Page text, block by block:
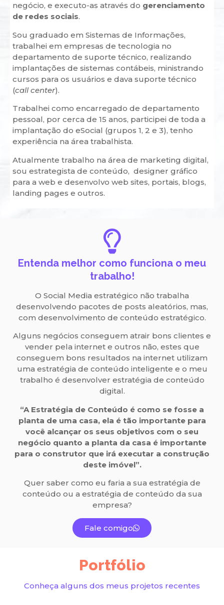
negócio, e executo-as através do gerenciamento
de redes sociais.
Sou graduado em Sistemas de Informações,
trabalhei em empresas de tecnologia no
departamento de suporte técnico, realizando
implantações de sistemas contábeis, ministrando
cursos para os usuários e dava suporte técnico
(call center).
Trabalhei como encarregado de departamento
pessoal, por cerca de 15 anos, participei de toda a
implantação do eSocial (grupos 1, 2 e 3), tenho
experiência na área trabalhista.
Atualmente trabalho na área de marketing digital,
sou estrategista de conteúdo, designer gráfico
para a web e desenvolvo web sites, portais, blogs,
landing pages e outros.
Entenda melhor como funciona o meu
trabalho!
O Social Media estratégico não trabalha
desenvolvendo pacotes de posts aleatórios, mas,
com desenvolvimento de conteúdo estratégico.
Alguns negócios conseguem atrair bons clientes e
vender pela internet e outros não, estes que
conseguem bons resultados na internet utilizam
uma estratégia de conteúdo inteligente e o meu
trabalho é desenvolver estratégia de conteúdo
digital.
“A Estratégia de Conteúdo é como se fosse a
planta de uma casa, ela é tão importante para
você alcançar os seus objetivos com o seu
negócio quanto a planta da casa é importante
para o construtor que irá executar a construção
deste imóvel”.
Quer saber como eu faria a sua estratégia de
conteúdo ou a estratégia de conteúdo da sua
empresa?
Fale comigo
Portfólio
Conheça alguns dos meus projetos recentes